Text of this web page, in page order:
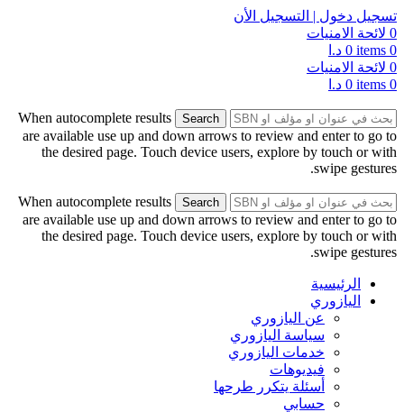
تسجيل دخول | التسجيل الأن
0 لائحة الامنيات
0
items
0 د.ا
0 لائحة الامنيات
0
items
0 د.ا
Search
When autocomplete results
are available use up and down arrows to review and enter to go to
the desired page. Touch device users, explore by touch or with
swipe gestures.
Search
When autocomplete results
are available use up and down arrows to review and enter to go to
the desired page. Touch device users, explore by touch or with
swipe gestures.
الرئيسية
اليازوري
عن اليازوري
سياسة اليازوري
خدمات اليازوري
فيديوهات
أسئلة يتكرر طرحها
حسابي